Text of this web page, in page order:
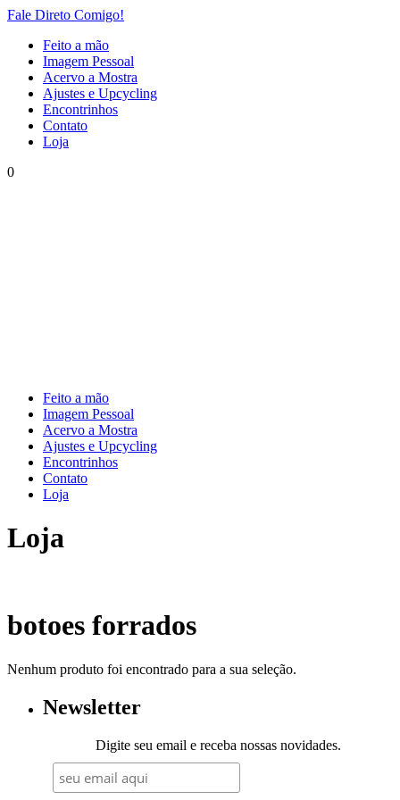
Fale Direto Comigo!
Feito a mão
Imagem Pessoal
Acervo a Mostra
Ajustes e Upcycling
Encontrinhos
Contato
Loja
0
Feito a mão
Imagem Pessoal
Acervo a Mostra
Ajustes e Upcycling
Encontrinhos
Contato
Loja
Loja
botoes forrados
Nenhum produto foi encontrado para a sua seleção.
Newsletter
Digite seu email e receba nossas novidades.